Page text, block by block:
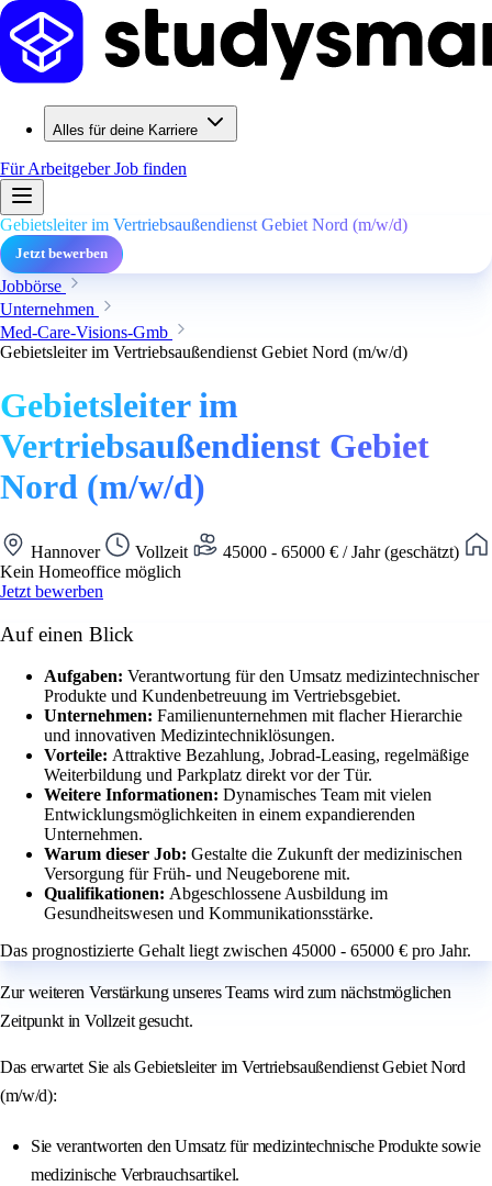
Alles für deine Karriere
Für ArbeitgeberJob finden
Gebietsleiter im Vertriebsaußendienst Gebiet Nord (m/w/d)
Jetzt bewerben
Jobbörse
Unternehmen
Med-Care-Visions-Gmb
Gebietsleiter im Vertriebsaußendienst Gebiet Nord (m/w/d)
Gebietsleiter im
Vertriebsaußendienst Gebiet
Nord (m/w/d)
Hannover Vollzeit
45000 - 65000 € / Jahr (geschätzt)
Kein Homeoffice möglich
Jetzt bewerben
Auf einen Blick
Aufgaben: Verantwortung für den Umsatz medizintechnischer
Produkte und Kundenbetreuung im Vertriebsgebiet.
Unternehmen: Familienunternehmen mit flacher Hierarchie
und innovativen Medizintechniklösungen.
Vorteile: Attraktive Bezahlung, Jobrad-Leasing, regelmäßige
Weiterbildung und Parkplatz direkt vor der Tür.
Weitere Informationen: Dynamisches Team mit vielen
Entwicklungsmöglichkeiten in einem expandierenden
Unternehmen.
Warum dieser Job: Gestalte die Zukunft der medizinischen
Versorgung für Früh- und Neugeborene mit.
Qualifikationen: Abgeschlossene Ausbildung im
Gesundheitswesen und Kommunikationsstärke.
Das prognostizierte Gehalt liegt zwischen 45000 - 65000 € pro Jahr.
Zur weiteren Verstärkung unseres Teams wird zum nächstmöglichen
Zeitpunkt in Vollzeit gesucht.
Das erwartet Sie als Gebietsleiter im Vertriebsaußendienst Gebiet Nord
(m/w/d):
Sie verantworten den Umsatz für medizintechnische Produkte sowie
medizinische Verbrauchsartikel.